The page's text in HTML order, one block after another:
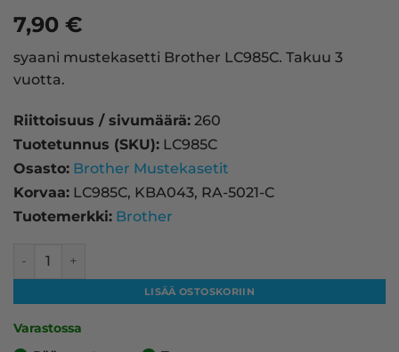
7,90 €
syaani mustekasetti Brother LC985C. Takuu 3
vuotta.
Riittoisuus / sivumäärä: 260
Tuotetunnus (SKU): LC985C
Osasto: Brother Mustekasetit
Korvaa: LC985C, KBA043, RA-5021-C
Tuotemerkki: Brother
Brother LC985C mustekasetti, syaani – tarvike, premium
LISÄÄ OSTOSKORIIN
Varastossa